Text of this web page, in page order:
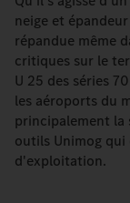
neige et
répandue même
critiques sur le
U 25 des séries
les aéroports du
principalement la
outils Unimog qui
d'exploitation.